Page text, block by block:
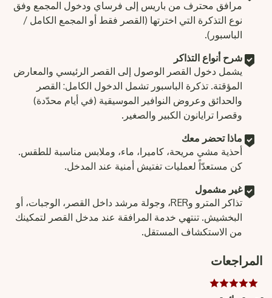
مرافق محترف من باريس إلى فرساي ودخول المجمع وفق
نوع التذكرة التي اخترتها (القصر فقط أو المجمع الكامل /
الباسبور).
شرح أنواع التذاكر
يشمل دخول القصر الوصول إلى القصر الرئيسي والمعارض
المؤقتة. تذكرة الباسبور تشمل الدخول الكامل: القصر
والحدائق وعروض النوافير الموسيقية (في أيام محدّدة)
وقصرا ترايانون الكبير والصغير.
ماذا تحضر معك
أحذية مشي مريحة، كاميرا، ماء، وملابس مناسبة للطقس.
كن مستعدّاً لعمليات تفتيش أمنية عند المدخل.
غير مشمول
تذاكر المترو وRER، وجولة مرشد داخل القصر، الوجبات، أو
البخشيش. تنتهي خدمة المرافقة عند مدخل القصر لتمكينك
من الاستكشاف المستقل.
المراجعات